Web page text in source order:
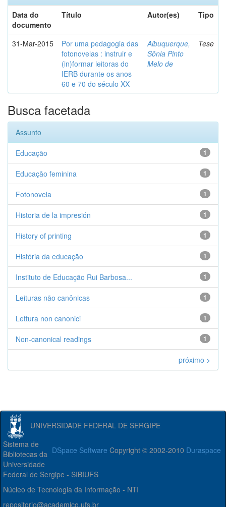
Data do
documento
Título Autor(es) Tipo
31-Mar-2015
Por uma pedagogia das
fotonovelas : instruir e
(in)formar leitoras do
IERB durante os anos
60 e 70 do século XX
Albuquerque,
Sônia Pinto
Melo de
Tese
Busca facetada
Assunto
1
Educação
1
Educação feminina
1
Fotonovela
1
Historia de la impresión
1
History of printing
1
História da educação
1
Instituto de Educação Rui Barbosa...
1
Leituras não canônicas
1
Lettura non canonici
1
Non-canonical readings
próximo >
UNIVERSIDADE FEDERAL DE SERGIPE
DSpace Software Copyright © 2002-2010 Duraspace
Sistema de
Bibliotecas da
Universidade
Federal de Sergipe - SIBIUFS
Núcleo de Tecnologia da Informação - NTI
repositorio@academico.ufs.br